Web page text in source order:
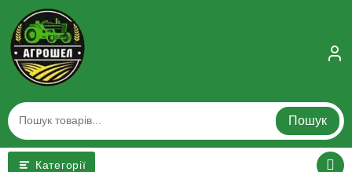
content
Пошук
Категорії